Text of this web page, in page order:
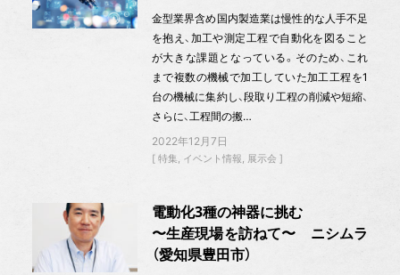
金型業界含め国内製造業は慢性的な人手不足
を抱え、加工や測定工程で自動化を図ること
が大きな課題となっている。そのため、これ
まで複数の機械で加工していた加工工程を1
台の機械に集約し、段取り工程の削減や短縮、
さらに、工程間の搬…
2022年12月7日
特集 イベント情報 展示会
電動化3種の神器に挑む
〜生産現場を訪ねて〜 ニシムラ
（愛知県豊田市）